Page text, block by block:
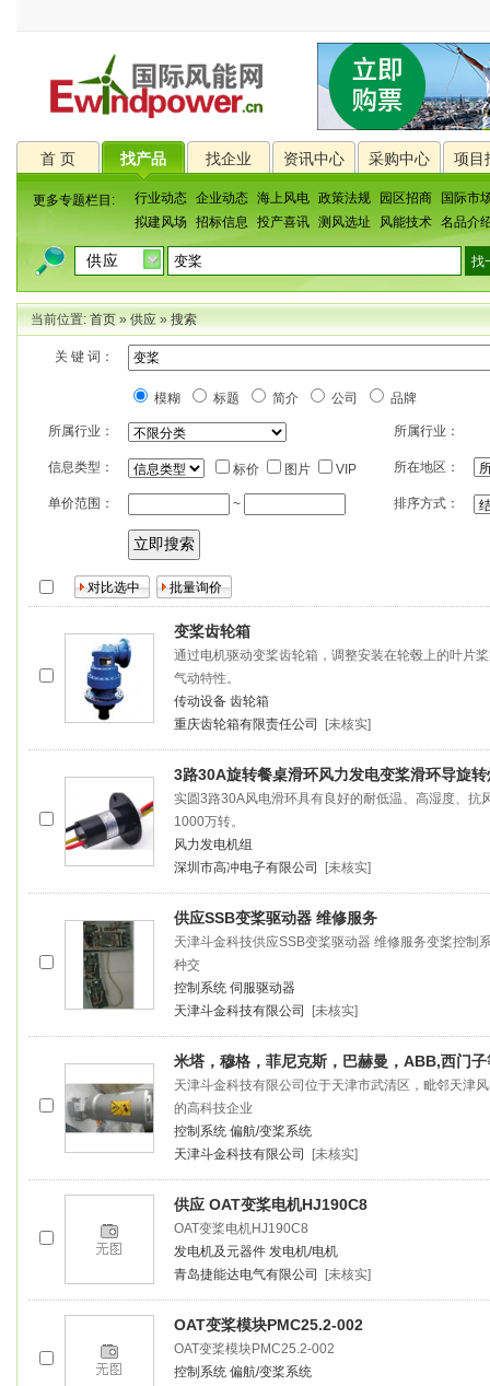
首 页 找产品 找企业 资讯中心 采购中心 项目
更多专题栏目: 行业动态 企业动态 海上风电 政策法规 园区招商
国际市
拟建风场
招标信息 投产喜讯 测风选址 风能技术 名品介
当前位置:首页»供应»搜索
关 键 词：
模糊 标题 简介 公司 品牌
所属行业： 所属行业：
信息类型： 标价 图片 VIP 所在地区：
单价范围： ~ 排序方式：
变桨齿轮箱
通过电机驱动变桨齿轮箱，调整安装在轮毂上的叶片
气动特性。
传动设备 齿轮箱
重庆齿轮箱有限责任公司
[未核实]
3路30A旋转餐桌滑环风力发电变桨滑环导旋
实圆3路30A风电滑环具有良好的耐低温、高湿度、
1000万转。
风力发电机组
深圳市高冲电子有限公司
[未核实]
供应SSB变桨驱动器 维修服务
天津斗金科技供应SSB变桨驱动器 维修服务变桨控制
种交
控制系统 伺服驱动器
天津斗金科技有限公司
[未核实]
米塔，穆格，菲尼克斯，巴赫曼，ABB,西门
天津斗金科技有限公司位于天津市武清区，毗邻天津
的高科技企业
控制系统 偏航/变桨系统
天津斗金科技有限公司
[未核实]
供应 OAT变桨电机HJ190C8
OAT变桨电机HJ190C8
发电机及元器件 发电机/电机
青岛捷能达电气有限公司
[未核实]
OAT变桨模块PMC25.2-002
OAT变桨模块PMC25.2-002
控制系统 偏航/变桨系统